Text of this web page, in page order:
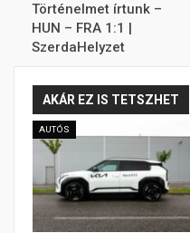
Történelmet írtunk –
HUN – FRA 1:1 |
SzerdaHelyzet
AKÁR EZ IS TETSZHET
AUTÓS